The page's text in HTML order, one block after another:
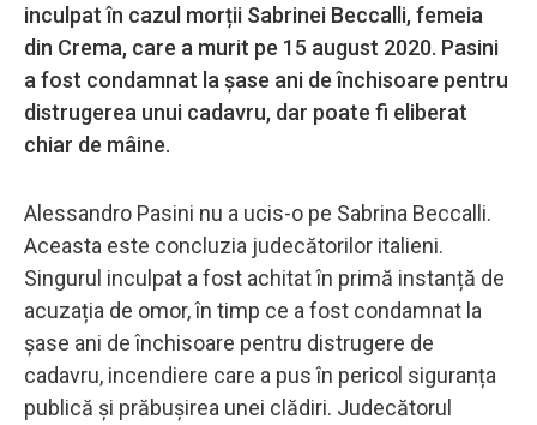
inculpat în cazul morții Sabrinei Beccalli, femeia
din Crema, care a murit pe 15 august 2020. Pasini
a fost condamnat la șase ani de închisoare pentru
distrugerea unui cadavru, dar poate fi eliberat
chiar de mâine.
Alessandro Pasini nu a ucis-o pe Sabrina Beccalli.
Aceasta este concluzia judecătorilor italieni.
Singurul inculpat a fost achitat în primă instanță de
acuzația de omor, în timp ce a fost condamnat la
șase ani de închisoare pentru distrugere de
cadavru, incendiere care a pus în pericol siguranța
publică și prăbușirea unei clădiri. Judecătorul